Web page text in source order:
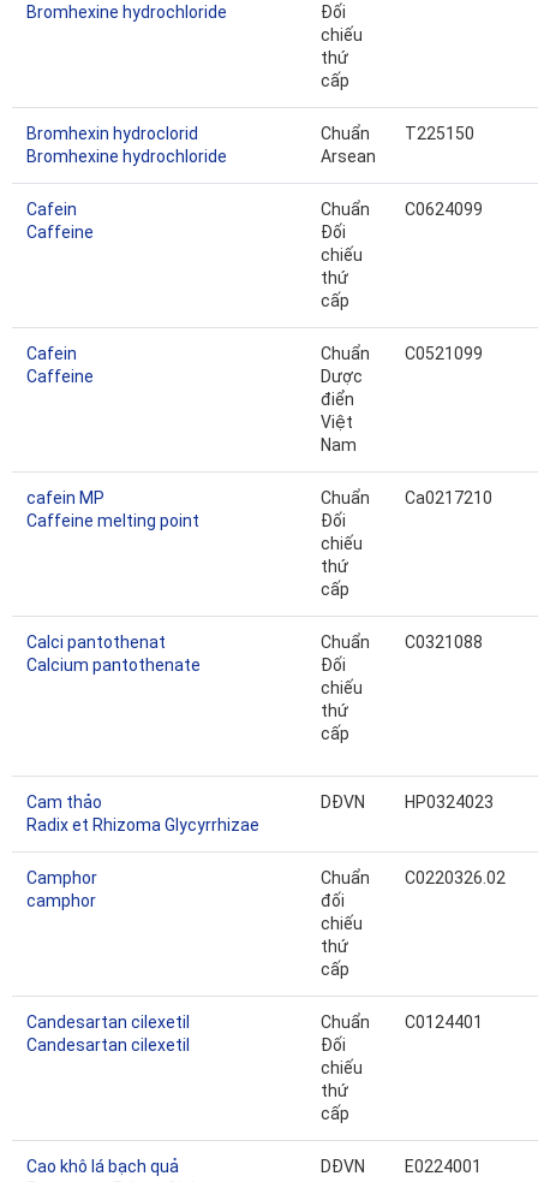
Bromhexine hydrochloride
Đối
chiếu
thứ
cấp
Bromhexin hydroclorid
Bromhexine hydrochloride
Chuẩn
Arsean
T225150
Cafein
Caffeine
Chuẩn
Đối
chiếu
thứ
cấp
C0624099
Cafein
Caffeine
Chuẩn
Dược
điển
Việt
Nam
C0521099
cafein MP
Caffeine melting point
Chuẩn
Đối
chiếu
thứ
cấp
Ca0217210
Calci pantothenat
Calcium pantothenate
Chuẩn
Đối
chiếu
thứ
cấp
C0321088
Cam thảo
Radix et Rhizoma Glycyrrhizae
DĐVN HP0324023
Camphor
camphor
Chuẩn
đối
chiếu
thứ
cấp
C0220326.02
Candesartan cilexetil
Candesartan cilexetil
Chuẩn
Đối
chiếu
thứ
cấp
C0124401
Cao khô lá bạch quả
DĐVN E0224001